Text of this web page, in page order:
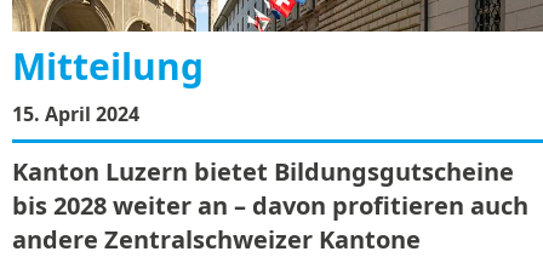
Mitteilung
15. April 2024
Kanton Luzern bietet Bildungsgutscheine
bis 2028 weiter an – davon profitieren auch
andere Zentralschweizer Kantone